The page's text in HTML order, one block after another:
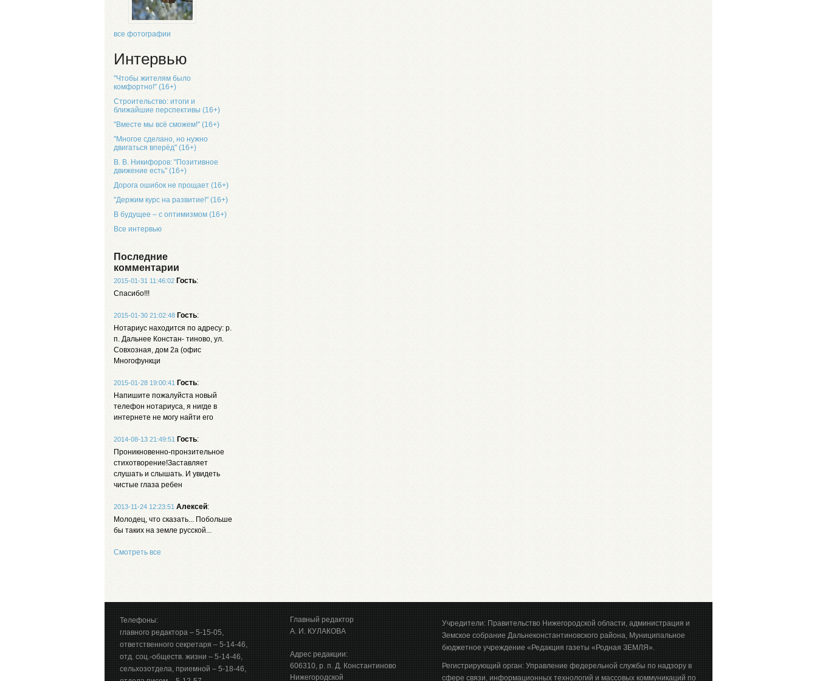
все фотографии
Интервью
"Чтобы жителям было
комфортно!" (16+)
Строительство: итоги и
ближайшие перспективы (16+)
"Вместе мы всё сможем!" (16+)
"Многое сделано, но нужно
двигаться вперёд" (16+)
В. В. Никифоров: "Позитивное
движение есть" (16+)
Дорога ошибок не прощает (16+)
"Держим курс на развитие!" (16+)
В будущее – с оптимизмом (16+)
Все интервью
Последние
комментарии
2015-01-31 11:46:02 Гость:
Спасибо!!!
2015-01-30 21:02:48 Гость:
Нотариус находится по адресу: р.
п. Дальнее Констан- тиново, ул.
Совхозная, дом 2а (офис
Многофункци
2015-01-28 19:00:41 Гость:
Напишите пожалуйста новый
телефон нотариуса, я нигде в
интернете не могу найти его
2014-08-13 21:49:51 Гость:
Проникновенно-пронзительное
стихотворение!Заставляет
слушать и слышать. И увидеть
чистые глаза ребен
2013-11-24 12:23:51 Алексей:
Молодец, что сказать... Побольше
бы таких на земле русской...
Смотреть все
Телефоны:
главного редактора – 5-15-05,
ответственного секретаря – 5-14-46,
отд. соц.-обществ. жизни – 5-14-46,
сельхозотдела, приемной – 5-18-46,
Главный редактор
А. И. КУЛАКОВА
Адрес редакции:
606310, р. п. Д. Константиново
Нижегородской
Учредители: Правительство Нижегородской области, администрация и
Земское собрание Дальнеконстантиновского района, Муниципальное
бюджетное учреждение «Редакция газеты «Родная ЗЕМЛЯ».
Регистрирующий орган: Управление федерельной службы по надзору в
сфере связи, информационных технологий и массовых коммуникаций по